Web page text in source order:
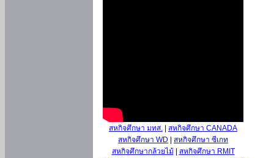
สหกิจศึกษา มทส.
สหกิจศึกษา CANADA
สหกิจศึกษา WD
สหกิจศึกษา ซีเกท
สหกิจศึกษากล้วยไม้
สหกิจศึกษา RMIT